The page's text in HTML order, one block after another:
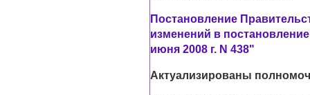
Постановление
изменений в
июня 2008 г. N 438"
Актуализированы